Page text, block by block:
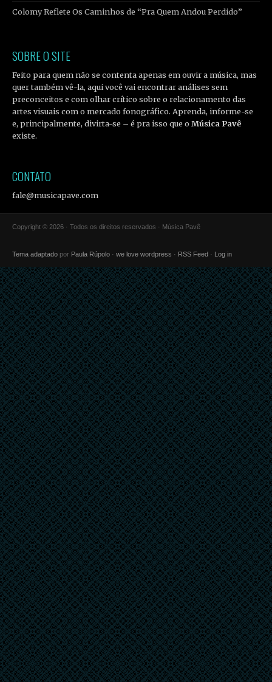
Colomy Reflete Os Caminhos de “Pra Quem Andou Perdido”
SOBRE O SITE
Feito para quem não se contenta apenas em ouvir a música, mas
quer também vê-la, aqui você vai encontrar análises sem
preconceitos e com olhar crítico sobre o relacionamento das
artes visuais com o mercado fonográfico. Aprenda, informe-se
e, principalmente, divirta-se – é pra isso que oMúsica Pavê
existe.
CONTATO
fale@musicapave.com
Copyright © 2026 · Todos os direitos reservados · Música Pavê
Tema adaptado por Paula Rúpolo · we love wordpress · RSS Feed · Log in